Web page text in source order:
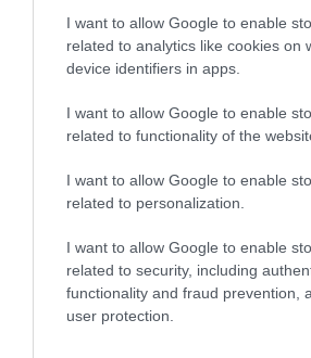
I want to allow Google to enable
related to analytics like cookies on
device identifiers in apps.
I want to allow Google to enable
related to functionality of the
I want to allow Google to enable
related to personalization.
I want to allow Google to enable
related to security, including
functionality and fraud prevention,
user protection.
slimības,
šogad
“VEF
cīnīsies